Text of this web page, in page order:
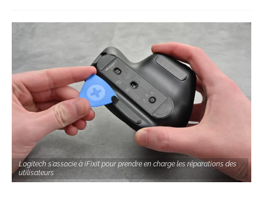
Logitech s'associe à iFixit pour prendre en charge les réparations des
utilisateurs